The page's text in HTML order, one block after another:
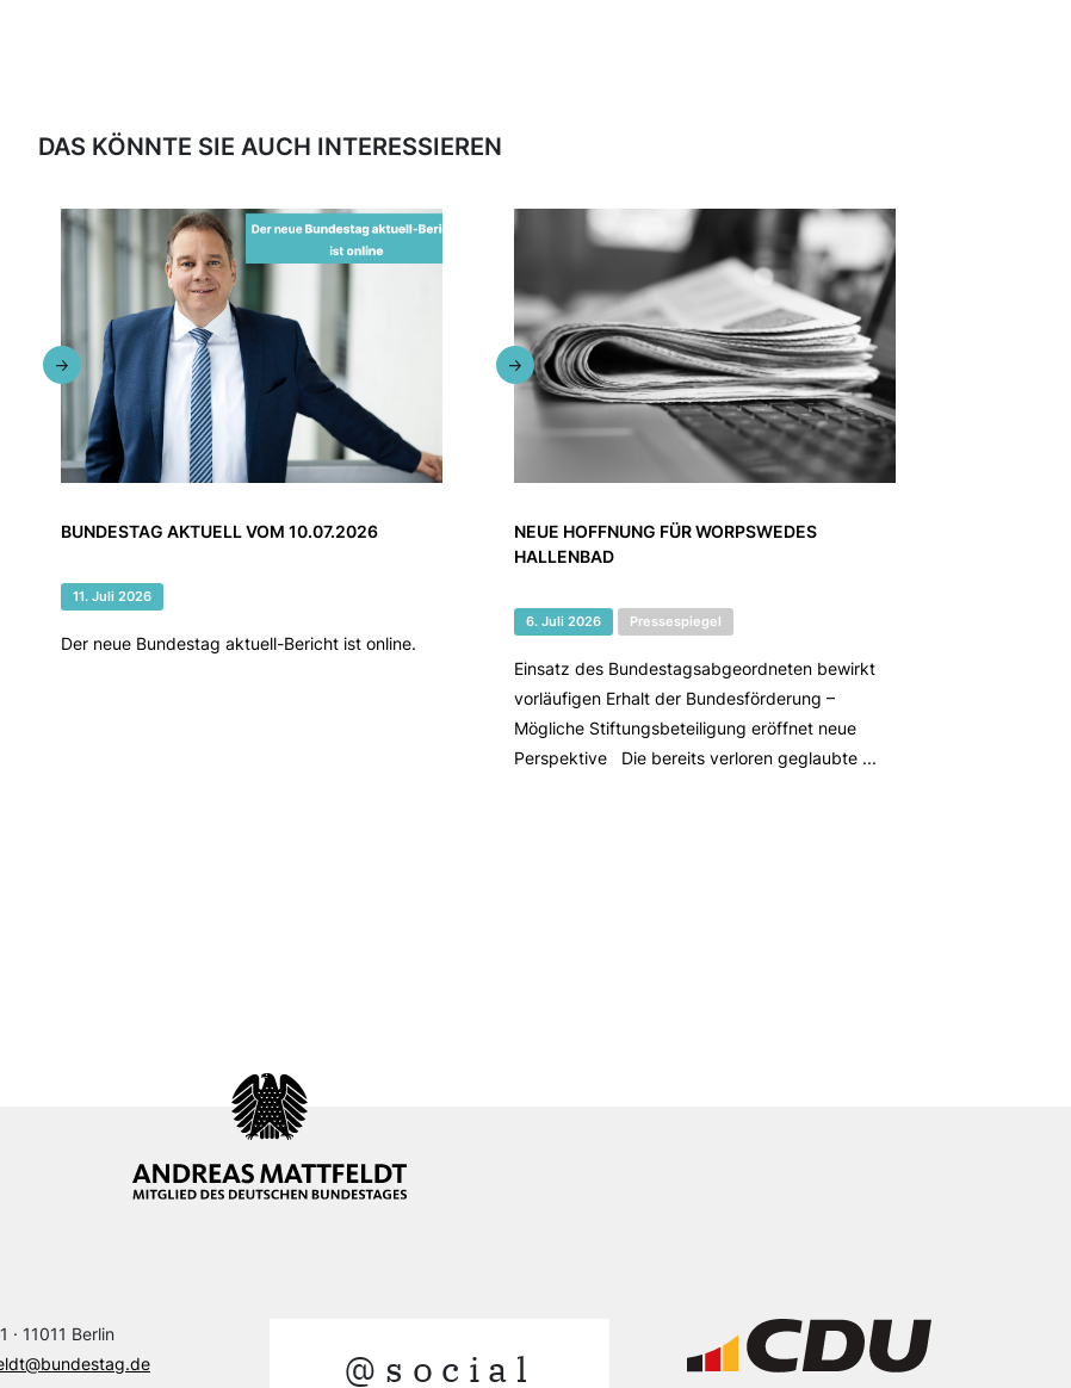
DAS KÖNNTE SIE AUCH INTERESSIEREN
BUNDESTAG AKTUELL VOM 10.07.2026
11. Juli 2026
Der neue Bundestag aktuell-Bericht ist online.
NEUE HOFFNUNG FÜR WORPSWEDES
HALLENBAD
6. Juli 2026 Pressespiegel
Einsatz des Bundestagsabgeordneten bewirkt
vorläufigen Erhalt der Bundesförderung –
Mögliche Stiftungsbeteiligung eröffnet neue
Perspektive Die bereits verloren geglaubte ...
· 11011 Berlin
@social